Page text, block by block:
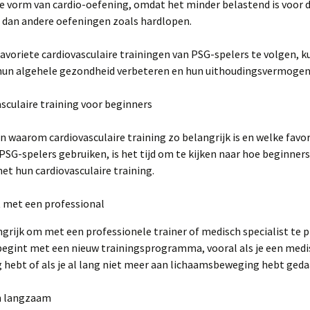
vorm van cardio-oefening, omdat het minder belastend is voor
andere oefeningen zoals hardlopen.
cardiovasculaire trainingen van PSG-spelers te volgen,
algehele gezondheid verbeteren en hun
training voor beginners
waarom cardiovasculaire training zo belangrijk is en welke
spelers gebruiken, is het tijd om te kijken naar hoe
hun cardiovasculaire training.
een professional
om met een professionele trainer of medisch specialist te
met een nieuw trainingsprogramma, vooral als je een
hebt of als je al lang niet meer aan lichaamsbeweging hebt
langzaam